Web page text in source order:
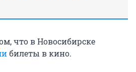
что в Новосибирске
билеты в кино.